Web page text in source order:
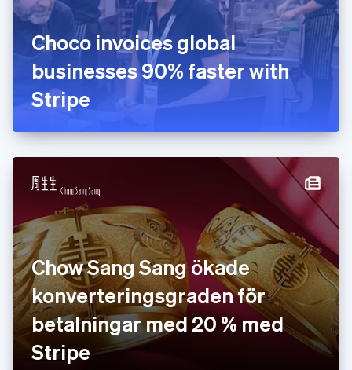
Choco invoices global
businesses 90% faster with
Stripe
Chow Sang Sang ökade
konverteringsgraden för
betalningar med 20 % med
Stripe
Gibraltar
English
Grekland
English
Hongkong SAR, Kina
English 简体中文
Indien
Irland
English
Italien
ItalianoEnglish
Japan
日本語English
Kanada
EnglishFrançais
Kroatien
EnglishItaliano
Lettland
English
Liechtenstein
Deutsch English
Litauen